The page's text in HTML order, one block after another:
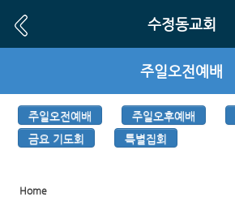
수정동교회
주일오전예배
주일오전예배 주일오후예배
금요 기도회
특별집회
Home